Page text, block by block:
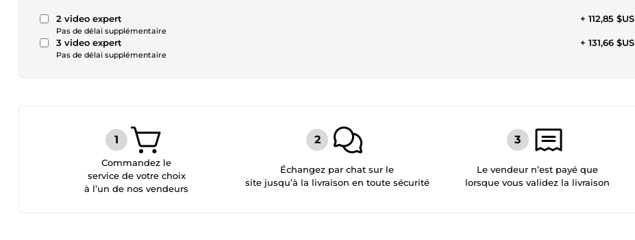
2 video expert
Pas de délai supplémentaire
+ 112,85 $US
3 video expert
Pas de délai supplémentaire
+ 131,66 $US
Commandez le
service de votre choix
à l’un de nos vendeurs
Échangez par chat sur le
site jusqu’à la livraison en toute sécurité
Le vendeur n’est payé que
lorsque vous validez la livraison